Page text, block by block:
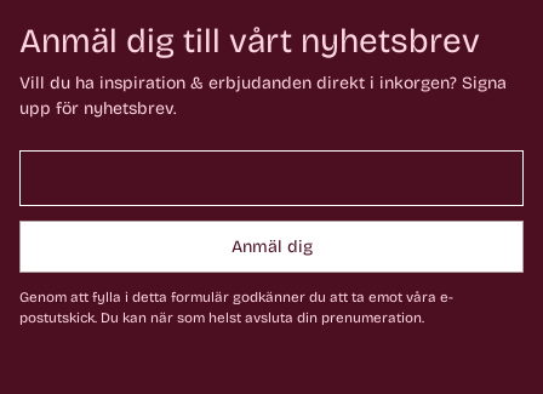
Anmäl dig till vårt nyhetsbrev
Vill du ha inspiration & erbjudanden direkt i inkorgen? Signa
upp för nyhetsbrev.
Anmäl dig
Genom att fylla i detta formulär godkänner du att ta emot våra e-
postutskick. Du kan när som helst avsluta din prenumeration.